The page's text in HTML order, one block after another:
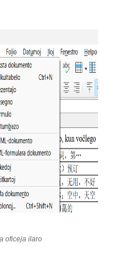
oficeja ilaro